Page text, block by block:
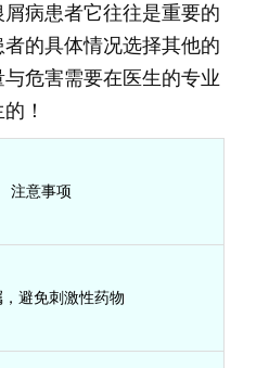
病患者它往往是重要的
的具体情况选择其他的
危害需要在医生的专业
！
注意事项
避免刺激性药物